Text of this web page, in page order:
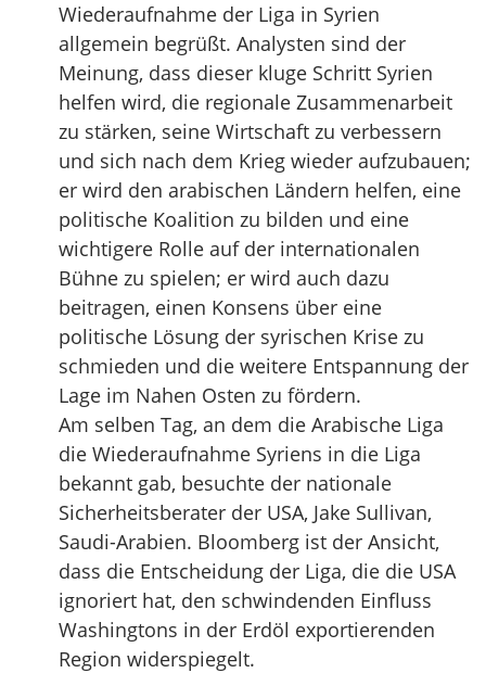
Wiederaufnahme der Liga in Syrien
allgemein begrüßt. Analysten sind der
Meinung, dass dieser kluge Schritt Syrien
helfen wird, die regionale Zusammenarbeit
zu stärken, seine Wirtschaft zu verbessern
und sich nach dem Krieg wieder aufzubauen;
er wird den arabischen Ländern helfen, eine
politische Koalition zu bilden und eine
wichtigere Rolle auf der internationalen
Bühne zu spielen; er wird auch dazu
beitragen, einen Konsens über eine
politische Lösung der syrischen Krise zu
schmieden und die weitere Entspannung der
Lage im Nahen Osten zu fördern.
Am selben Tag, an dem die Arabische Liga
die Wiederaufnahme Syriens in die Liga
bekannt gab, besuchte der nationale
Sicherheitsberater der USA, Jake Sullivan,
Saudi-Arabien. Bloomberg ist der Ansicht,
dass die Entscheidung der Liga, die die USA
ignoriert hat, den schwindenden Einfluss
Washingtons in der Erdöl exportierenden
Region widerspiegelt.